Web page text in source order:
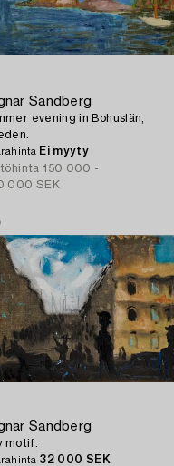
Sandberg
evening in Bohuslän,
Ei myyty
150 000 -
000 SEK
Sandberg
motif.
32 000 SEK